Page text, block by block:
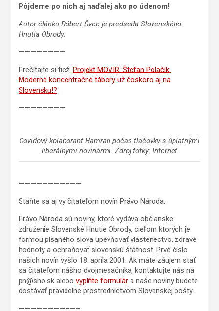
Pôjdeme po nich aj naďalej ako po údenom!
Autor článku Róbert Švec je predseda Slovenského
Hnutia Obrody.
————————
Prečítajte si tiež: Projekt MOVIR. Štefan Polačik:
Moderné koncentračné tábory už čoskoro aj na
Slovensku!?
————————
Covidový kolaborant Hamran počas tlačovky s úplatnými
liberálnymi novinármi. Zdroj fotky: Internet
————————–——
Staňte sa aj vy čitateľom novín Právo Národa.
Právo Národa sú noviny, ktoré vydáva občianske
združenie Slovenské Hnutie Obrody, cieľom ktorých je
formou písaného slova upevňovať vlastenectvo, zdravé
hodnoty a ochraňovať slovenskú štátnosť. Prvé číslo
našich novín vyšlo 18. apríla 2001. Ak máte záujem stať
sa čitateľom nášho dvojmesačníka, kontaktujte nás na
pn@sho.sk alebo vyplňte formulár a naše noviny budete
dostávať pravidelne prostredníctvom Slovenskej pošty.
————————–—–